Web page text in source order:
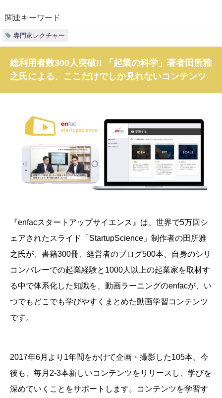
関連キーワード
専門家レクチャー
総利用者数300人突破!! 「起業の科学」著者田所雅
之氏による、ここだけでしか見れないコンテンツ
『enfacスタートアップサイエンス』は、 世界で5万回シ
ェアされたスライド「StartupScience」制作者の田所雅
之氏が、書籍300冊、経営者のブログ500本、自身のシリ
コンバレーでの起業経験と1000人以上の起業家を取材す
る中で体系化した知識を、動画ラーニングのenfacが、い
つでもどこでも学びやすくまとめた動画学習コンテンツ
です。
2017年6月より1年間をかけて企画・撮影した105本。今
後も、毎月2-3本新しいコンテンツをリリースし、学びを
深めていくことをサポートします。
コンテンツを学習す